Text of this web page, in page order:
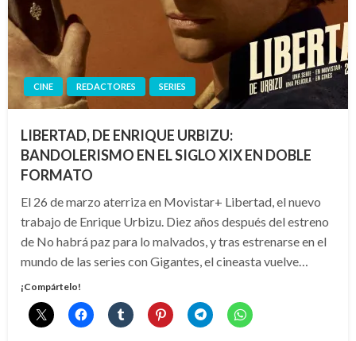
CINE REDACTORES SERIES
LIBERTAD, DE ENRIQUE URBIZU:
BANDOLERISMO EN EL SIGLO XIX EN DOBLE
FORMATO
El 26 de marzo aterriza en Movistar+ Libertad, el nuevo
trabajo de Enrique Urbizu. Diez años después del estreno
de No habrá paz para lo malvados, y tras estrenarse en el
mundo de las series con Gigantes, el cineasta vuelve…
¡Compártelo!